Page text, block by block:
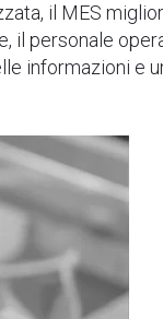
il MES
il personale
informazioni e